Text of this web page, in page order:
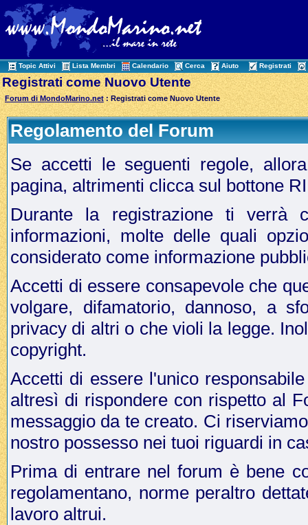
Topic Attivi Lista Membri Calendario Cerca Aiuto Registrati
Registrati come Nuovo Utente
Forum di MondoMarino.net : Registrati come Nuovo Utente
Regolamento del Forum
Se accetti le seguenti regole,
pagina, altrimenti clicca sul bottone
Durante la registrazione ti verrà
informazioni, molte delle quali
considerato come informazione
Accetti di essere consapevole che
volgare, difamatorio, dannoso, a
privacy di altri o che violi la legge.
copyright.
Accetti di essere l'unico
altresì di rispondere con rispetto al
messaggio da te creato. Ci
nostro possesso nei tuoi riguardi in
Prima di entrare nel forum è bene
regolamentano, norme peraltro
lavoro altrui.